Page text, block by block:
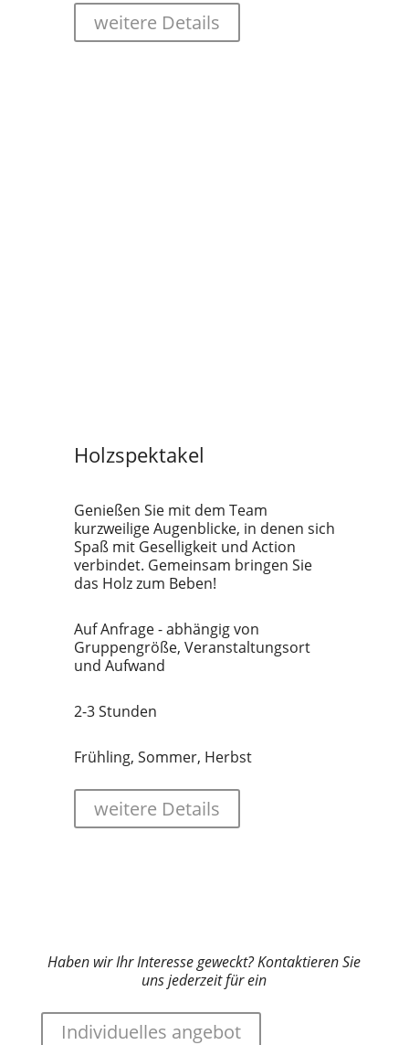
weitere Details
Holzspektakel
Genießen Sie mit dem Team
kurzweilige Augenblicke, in denen sich
Spaß mit Geselligkeit und Action
verbindet. Gemeinsam bringen Sie
das Holz zum Beben!
Auf Anfrage - abhängig von
Gruppengröße, Veranstaltungsort
und Aufwand
2-3 Stunden
Frühling, Sommer, Herbst
weitere Details
Haben wir Ihr Interesse geweckt? Kontaktieren Sie
uns jederzeit für ein
Individuelles angebot